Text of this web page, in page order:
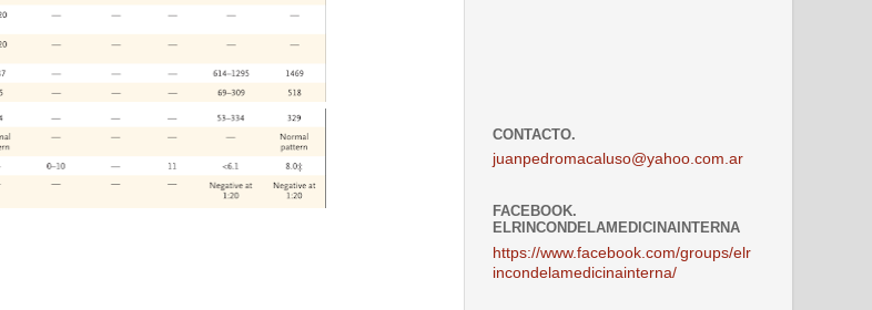
CONTACTO.
juanpedromacaluso@yahoo.com.ar
FACEBOOK.
ELRINCONDELAMEDICINAINTERNA
https://www.facebook.com/groups/elr
incondelamedicinainterna/